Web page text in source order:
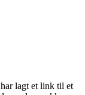
lagt et link til et